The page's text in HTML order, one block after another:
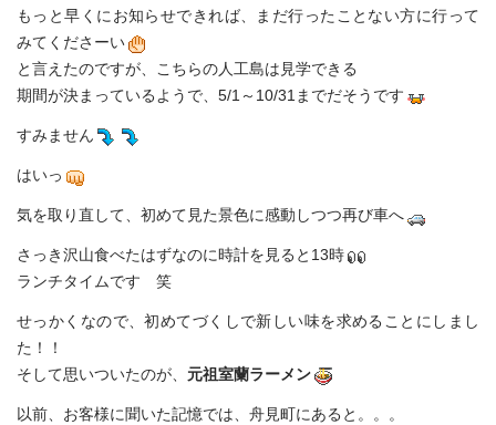
もっと早くにお知らせできれば、まだ行ったことない方に行って
みてくださーい
と言えたのですが、こちらの人工島は見学できる
期間が決まっているようで、5/1～10/31までだそうです
すみません
はいっ
気を取り直して、初めて見た景色に感動しつつ再び車へ
さっき沢山食べたはずなのに時計を見ると13時
ランチタイムです 笑
せっかくなので、初めてづくしで新しい味を求めることにしまし
た！！
そして思いついたのが、 元祖室蘭ラーメン
以前、お客様に聞いた記憶では、舟見町にあると。。。